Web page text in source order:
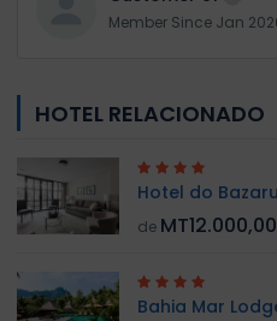
Member Since Jan
HOTEL RELACIONADO
Hotel do
de MT12.000,00
Bahia Mar